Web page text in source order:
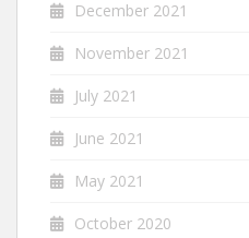
December 2021
November 2021
July 2021
June 2021
May 2021
October 2020